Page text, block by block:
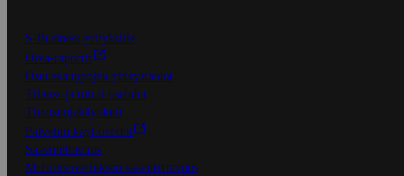
S-Business yrityksille
Oiva-raportit
Osuuskauppojen yhteystiedot
Tilaus- ja toimitusehdot
Tietosuojakäytäntö
Palvelun käyttöehdot
Saavutettavuus
Mobiilisovelluksen saavutettavuus